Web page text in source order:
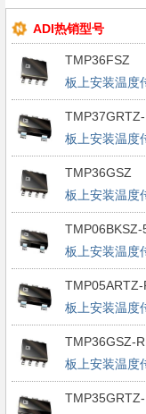
ADI热销型号
TMP36FSZ
板上安装温度
Vout 2.7-5.5V
板上安装温度
Vout 2.7-5.5V
TMP36GSZ
板上安装温度
Vout 2.7-5.5V
TMP06BKSZ-
板上安装温度
Accurate
TMP05ARTZ-
板上安装温度
Accurate
TMP36GSZ-
板上安装温度
Vout 2.7-5.5V